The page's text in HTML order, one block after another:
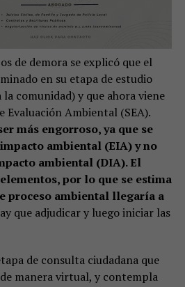
de demora se explicó que el
en su etapa de estudio
comunidad) y que ahora viene
Evaluación Ambiental (SEA).
más engorroso, ya que se
ambiental (EIA) y no
ambiental (DIA). El
por lo que se estima
proceso ambiental llegaría a
que adjudicar y luego iniciar las
de consulta ciudadana que
manera virtual, y contempla